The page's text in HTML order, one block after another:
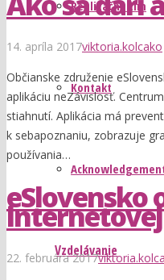
Realizačný tím
Kontakt
Vzdelávanie
14. apríla 2017viktoria.kolcako
Občianske združenie
aplikáciu neZávislosť.
stiahnutí. Aplikácia má
k sebapoznaniu, zobrazuje
používania…
eSlovensko
22. februára 2017